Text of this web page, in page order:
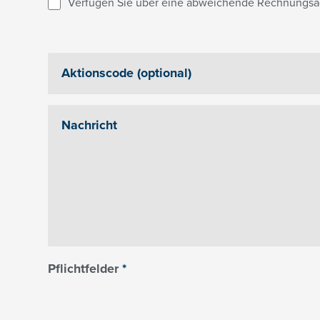
Verfügen Sie über eine abweichende
Pflichtfelder*